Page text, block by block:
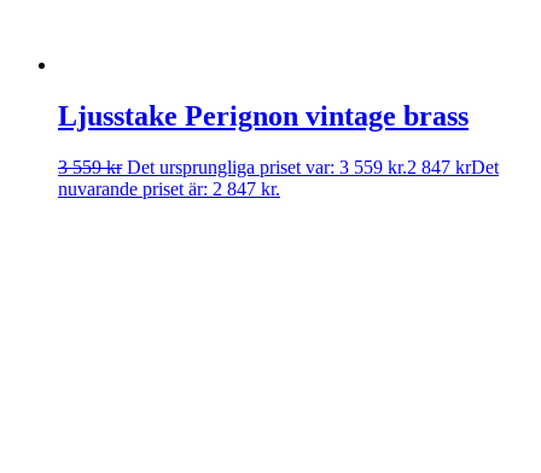
Ljusstake Perignon vintage brass
3 559kr Det ursprungliga priset var: 3 559 kr.2 847 krDet
nuvarande priset är: 2 847 kr.